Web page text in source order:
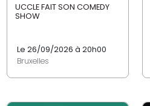
UCCLE FAIT SON COMEDY
SHOW
Le 26/09/2026 à 20h00
Bruxelles